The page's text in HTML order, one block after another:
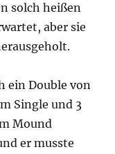
solch heißen
aber sie
ein Double von
Single und 3
Mound
er musste